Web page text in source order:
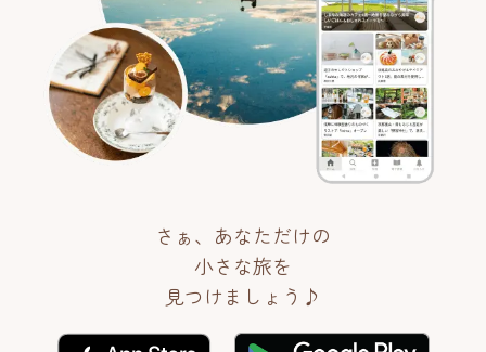
さぁ、あなただけの
小さな旅を
見つけましょう♪